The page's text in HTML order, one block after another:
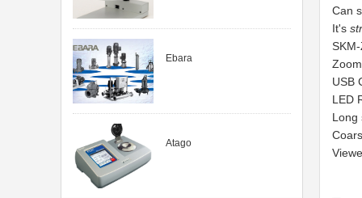
Ebara
Atago
Can
It's
USB
LED
Long